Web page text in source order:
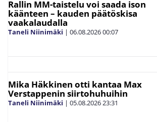
Rallin MM-taistelu voi saada ison
käänteen – kauden päätöskisa
vaakalaudalla
Taneli Niinimäki | 06.08.202600:07
Mika Häkkinen otti kantaa Max
Verstappenin siirtohuhuihin
Taneli Niinimäki | 05.08.202623:31